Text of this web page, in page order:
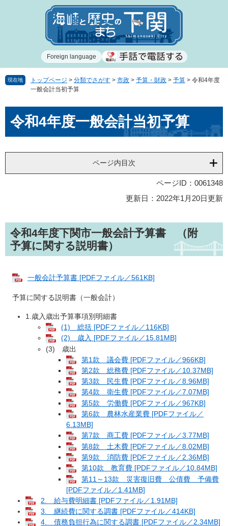
で
ば
Foreign language
現在地 トップページ > 分類でさがす > 市政 > 予算・財政 > 予算 > 令和4年度
一般会計当初予算
文令和4年度一般会計当初予算
ページ内目次
ページID：0061348
更新日：2022年1月20日更新
令和4年度下関市一般会計予算書 （附
予算に関する説明書）
一般会計予算書 [PDFファイル／561KB]
予算に関する説明書（一般会計）
1.歳入歳出予算事項別明細書
(1) 総括 [PDFファイル／116KB]
(2) 歳入 [PDFファイル／15.81MB]
(3) 歳出
第1款 議会費 [PDFファイル／966KB]
第2款 総務費 [PDFファイル／10.37MB]
第3款 民生費 [PDFファイル／8.96MB]
第4款 衛生費 [PDFファイル／7.07MB]
第5款 労働費 [PDFファイル／967KB]
第6款 農林水産業費 [PDFファイル／
6.13MB]
第7款 商工費 [PDFファイル／3.77MB]
第8款 土木費 [PDFファイル／8.02MB]
第9款 消防費 [PDFファイル／2.36MB]
第10款 教育費 [PDFファイル／10.84MB]
第11～13款 災害復旧費 公債費 予備費
[PDFファイル／1.41MB]
2. 給与費明細書 [PDFファイル／1.91MB]
3. 継続費に関する調書 [PDFファイル／414KB]
4. 債務負担行為に関する調書 [PDFファイル／2.34MB]